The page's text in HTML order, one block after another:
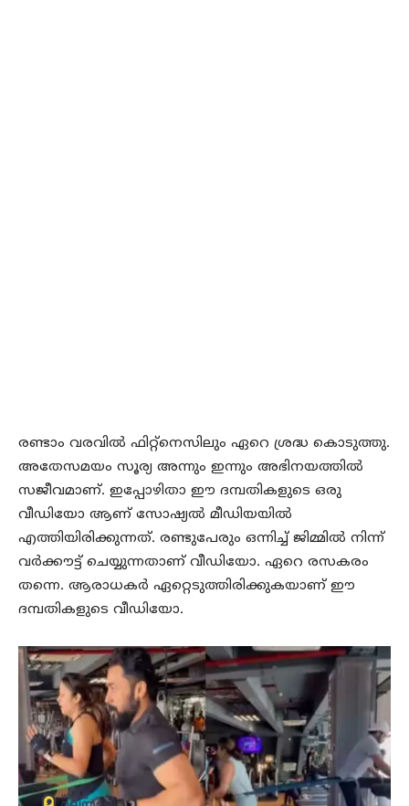
രണ്ടാം വരവില്‍ ഫിറ്റ്‌നെസിലും ഏറെ ശ്രദ്ധ കൊടുത്തു.
അതേസമയം സൂര്യ അന്നും ഇന്നും അഭിനയത്തില്‍
സജീവമാണ്. ഇപ്പോഴിതാ ഈ ദമ്പതികളുടെ ഒരു
വീഡിയോ ആണ് സോഷ്യല്‍ മീഡിയയില്‍
എത്തിയിരിക്കുന്നത്. രണ്ടുപേരും ഒന്നിച്ച് ജിമ്മില്‍ നിന്ന്
വര്‍ക്കൗട്ട് ചെയ്യുന്നതാണ് വീഡിയോ. ഏറെ രസകരം
തന്നെ. ആരാധകര്‍ ഏറ്റെടുത്തിരിക്കുകയാണ് ഈ
ദമ്പതികളുടെ വീഡിയോ.